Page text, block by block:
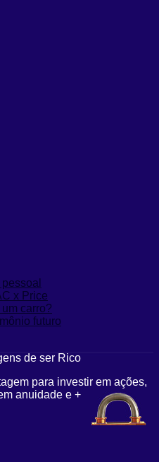
x Price
carro?
futuro
de ser Rico
para investir em ações,
anuidade e +